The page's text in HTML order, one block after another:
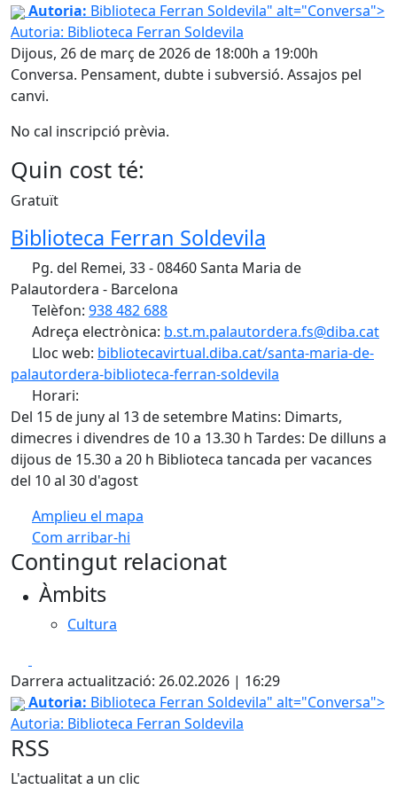
Conversa
Autoria: Biblioteca Ferran Soldevila" alt="Conversa">
Autoria: Biblioteca Ferran Soldevila
Dijous, 26 de març de 2026 de 18:00h a 19:00h
Conversa. Pensament, dubte i subversió. Assajos pel
canvi.
No cal inscripció prèvia.
Quin cost té:
Gratuït
Biblioteca Ferran Soldevila
Pg. del Remei, 33 - 08460 Santa Maria de
Palautordera - Barcelona
Telèfon: 938 482 688
Adreça electrònica: b.st.m.palautordera.fs@diba.cat
Lloc web: bibliotecavirtual.diba.cat/santa-maria-de-
palautordera-biblioteca-ferran-soldevila
Horari:
Del 15 de juny al 13 de setembre Matins: Dimarts,
dimecres i divendres de 10 a 13.30 h Tardes: De dilluns a
dijous de 15.30 a 20 h Biblioteca tancada per vacances
del 10 al 30 d'agost
Amplieu el mapa
Com arribar-hi
+
−
Contingut relacionat
Àmbits
Cultura
Darrera actualització: 26.02.2026 | 16:29
Conversa
Autoria: Biblioteca Ferran Soldevila" alt="Conversa">
Autoria: Biblioteca Ferran Soldevila
RSS
L'actualitat a un clic